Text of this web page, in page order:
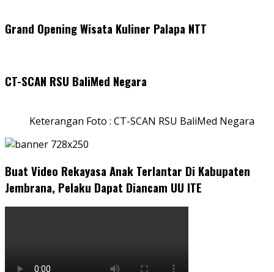
Grand Opening Wisata Kuliner Palapa NTT
CT-SCAN RSU BaliMed Negara
Keterangan Foto : CT-SCAN RSU BaliMed Negara
Buat Video Rekayasa Anak Terlantar Di Kabupaten
Jembrana, Pelaku Dapat Diancam UU ITE